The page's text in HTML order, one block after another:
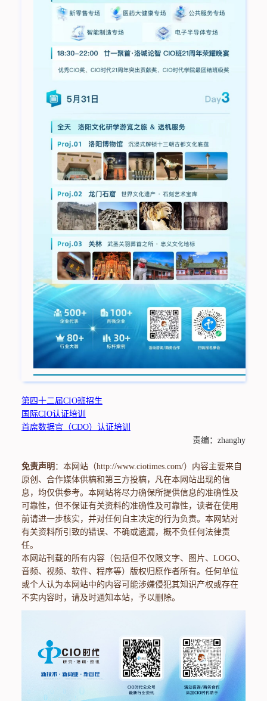
第四十二届CIO班招生
国际CIO认证培训
首席数据官（CDO）认证培训
责编：zhanghy
免责声明 ：本网站（http://www.ciotimes.com/）内容主要来自
原创、合作媒体供稿和第三方投稿，凡在本网站出现的信
息，均仅供参考。本网站将尽力确保所提供信息的准确性及
可靠性，但不保证有关资料的准确性及可靠性，读者在使用
前请进一步核实，并对任何自主决定的行为负责。本网站对
有关资料所引致的错误、不确或遗漏，概不负任何法律责
任。
本网站刊载的所有内容（包括但不仅限文字、图片、LOGO、
音频、视频、软件、程序等）版权归原作者所有。任何单位
或个人认为本网站中的内容可能涉嫌侵犯其知识产权或存在
不实内容时，请及时通知本站，予以删除。